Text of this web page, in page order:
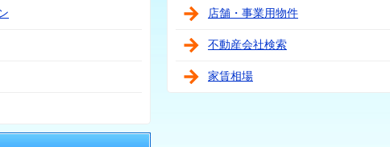
店舗・事業用物件
不動産会社検索
家賃相場